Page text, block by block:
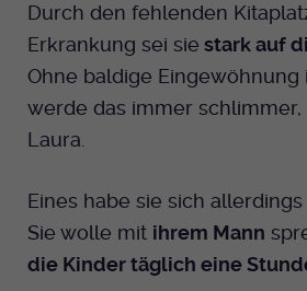
Durch den fehlenden
Erkrankung sei sie stark auf
Ohne baldige Eingewöhnung
werde das immer
Laura.
Eines habe sie sich
Sie wolle mit ihrem Mann
die Kinder täglich eine